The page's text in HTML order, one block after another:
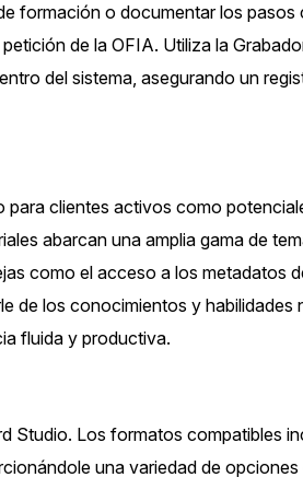
formación o documentar los
de la OFIA. Utiliza la
del sistema, asegurando un
clientes activos como
abarcan una amplia gama de
como el acceso a los metadatos
de los conocimientos y habilidades
fluida y productiva.
Studio. Los formatos compatibles
una variedad de